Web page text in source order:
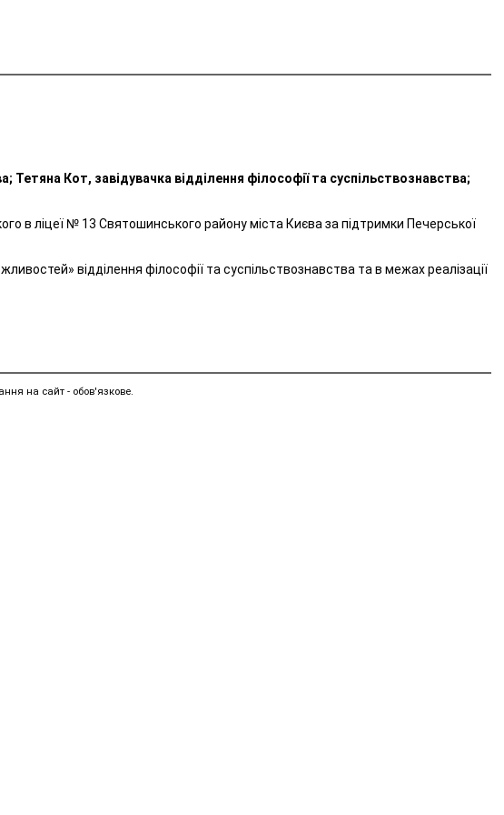
Кот, завідувачка відділення філософії та суспільствознавства;
в ліцеї № 13 Святошинського району міста Києва за підтримки Печерської
відділення філософії та суспільствознавства та в межах реалізації
на сайт - обов'язкове.